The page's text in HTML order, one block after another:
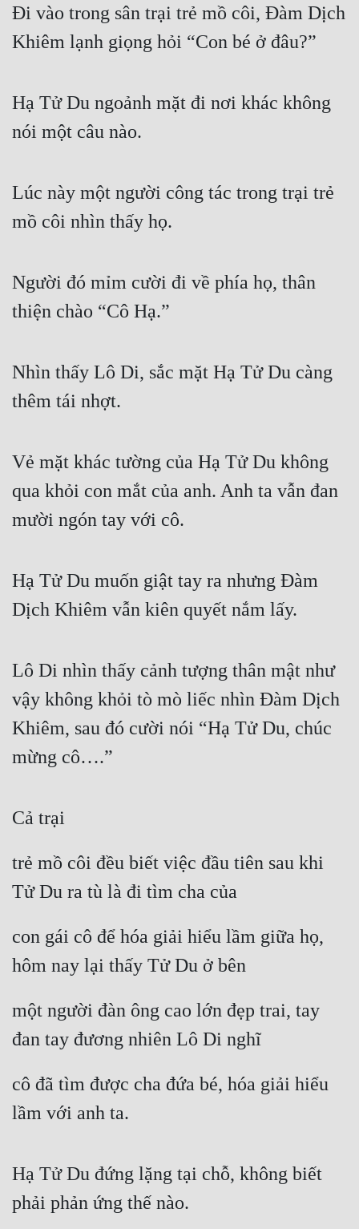
Đi vào trong sân trại trẻ mồ côi, Đàm Dịch
Khiêm lạnh giọng hỏi “Con bé ở đâu?”
Hạ Tử Du ngoảnh mặt đi nơi khác không
nói một câu nào.
Lúc này một người công tác trong trại trẻ
mồ côi nhìn thấy họ.
Người đó mỉm cười đi về phía họ, thân
thiện chào “Cô Hạ.”
Nhìn thấy Lô Di, sắc mặt Hạ Tử Du càng
thêm tái nhợt.
Vẻ mặt khác tường của Hạ Tử Du không
qua khỏi con mắt của anh. Anh ta vẫn đan
mười ngón tay với cô.
Hạ Tử Du muốn giật tay ra nhưng Đàm
Dịch Khiêm vẫn kiên quyết nắm lấy.
Lô Di nhìn thấy cảnh tượng thân mật như
vậy không khỏi tò mò liếc nhìn Đàm Dịch
Khiêm, sau đó cười nói “Hạ Tử Du, chúc
mừng cô….”
Cả trại
trẻ mồ côi đều biết việc đầu tiên sau khi
Tử Du ra tù là đi tìm cha của
con gái cô để hóa giải hiểu lầm giữa họ,
hôm nay lại thấy Tử Du ở bên
một người đàn ông cao lớn đẹp trai, tay
đan tay đương nhiên Lô Di nghĩ
cô đã tìm được cha đứa bé, hóa giải hiểu
lầm với anh ta.
Hạ Tử Du đứng lặng tại chỗ, không biết
phải phản ứng thế nào.